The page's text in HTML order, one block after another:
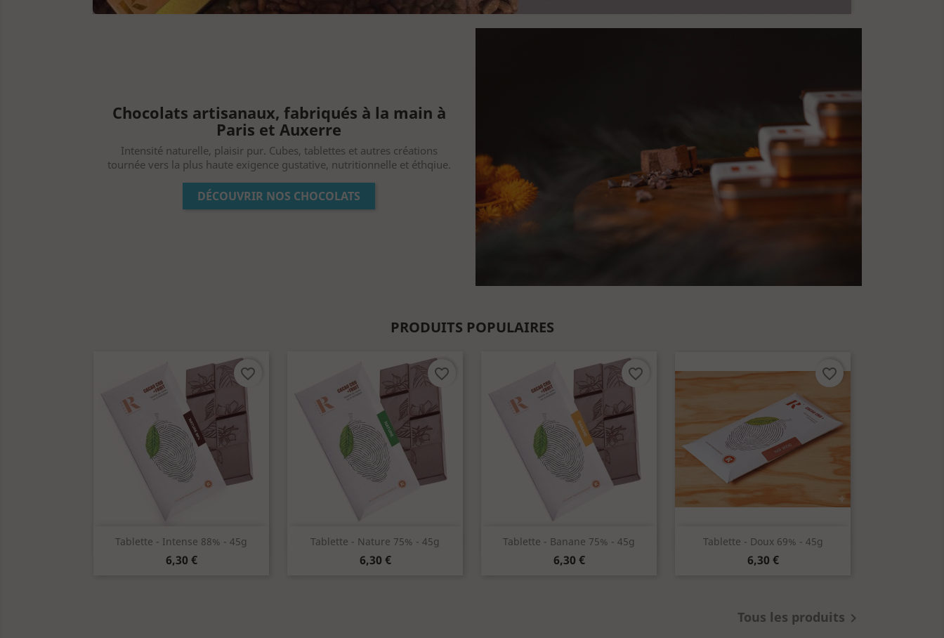
Chocolats artisanaux, fabriqués à la main à
Paris et Auxerre
Intensité naturelle, plaisir pur. Cubes, tablettes et autres créations
tournée vers la plus haute exigence gustative, nutritionnelle et éthqiue.
DÉCOUVRIR NOS CHOCOLATS
PRODUITS POPULAIRES
Tablette - Intense 88% - 45g
Prix
6,30 €
Aperçu rapide
favorite_border
Tablette - Nature 75% - 45g
Prix
6,30 €
Aperçu rapide
favorite_border
Tablette - Banane 75% - 45g
Prix
6,30 €
Aperçu rapide
favorite_border
Tablette - Doux 69% - 45g
Prix
6,30 €
Aperçu rapide
favorite_border
Tous les produits 